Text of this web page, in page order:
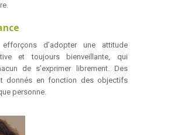
d’adopter une attitude
et toujours bienveillante, qui
de s’exprimer librement. Des
donnés en fonction des objectifs
personne.